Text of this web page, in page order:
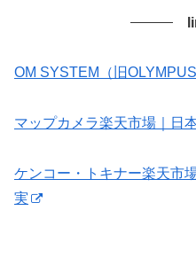
OM SYSTEM（旧
マップカメラ楽天市場｜日
ケンコー・トキナー楽天市
実